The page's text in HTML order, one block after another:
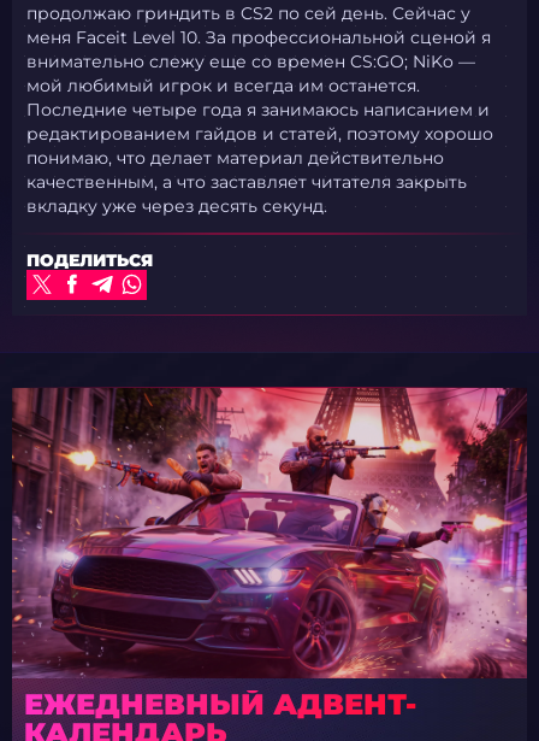
продолжаю гриндить в CS2 по сей день. Сейчас у
меня Faceit Level 10. За профессиональной сценой я
внимательно слежу еще со времен CS:GO; NiKo —
мой любимый игрок и всегда им останется.
Последние четыре года я занимаюсь написанием и
редактированием гайдов и статей, поэтому хорошо
понимаю, что делает материал действительно
качественным, а что заставляет читателя закрыть
вкладку уже через десять секунд.
ПОДЕЛИТЬСЯ
ЕЖЕДНЕВНЫЙ АДВЕНТ-
КАЛЕНДАРЬ